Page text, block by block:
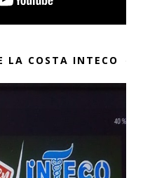
LA COSTA INTECO